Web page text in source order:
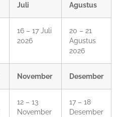
Juli Agustus
16 – 17 Juli
2026
20 – 21
Agustus
2026
November Desember
12 – 13
November
17 – 18
Desember